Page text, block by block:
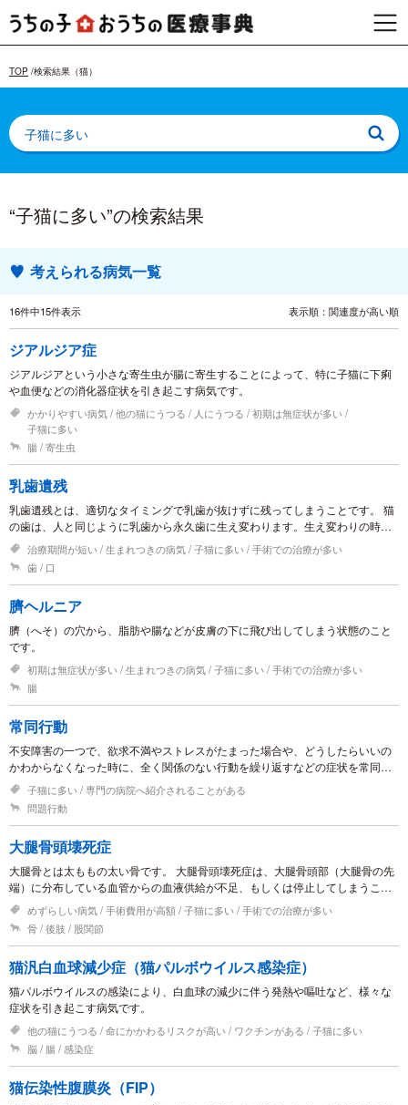
TOP 検索結果（猫）
“子猫に多い”の検索結果
考えられる病気一覧
16件中15件表示 表示順：関連度が高い順
ジアルジア症
ジアルジアという小さな寄生虫が腸に寄生することによって、特に子猫に下痢
や血便などの消化器症状を引き起こす病気です。
かかりやすい病気 他の猫にうつる 人にうつる
初期は無症状が多い
子猫に多い
腸 寄生虫
乳歯遺残
乳歯遺残とは、適切なタイミングで乳歯が抜けずに残ってしまうことです。 猫
の歯は、人と同じように乳歯から永久歯に生え変わります。生え変わりの時期
には個体差がありますが、生後6～7か月を過ぎても乳歯が残っていると、乳歯
遺残の可能性があります。
治療期間が短い 生まれつきの病気 子猫に多い 手術での治療が多い
歯
口
臍ヘルニア
臍（へそ）の穴から、脂肪や腸などが皮膚の下に飛び出してしまう状態のこと
です。
初期は無症状が多い 生まれつきの病気 子猫に多い 手術での治療が多い
腸
常同行動
不安障害の一つで、欲求不満やストレスがたまった場合や、どうしたらいいの
かわからなくなった時に、全く関係のない行動を繰り返すなどの症状を常同行
動といいます。
子猫に多い 専門の病院へ紹介されることがある
問題行動
大腿骨頭壊死症
大腿骨とは太ももの太い骨です。 大腿骨頭壊死症は、大腿骨頭部（大腿骨の先
端）に分布している血管からの血液供給が不足、もしくは停止してしまうこと
により、大腿骨頭が壊死を起こす病気です。
めずらしい病気 手術費用が高額 子猫に多い 手術での治療が多い
骨 後肢 股関節
猫汎白血球減少症（猫パルボウイルス感染症）
猫パルボウイルスの感染により、白血球の減少に伴う発熱や嘔吐など、様々な
症状を引き起こす病気です。
他の猫にうつる 命にかかわるリスクが高い ワクチンがある
子猫に多い
脳
腸 感染症
猫伝染性腹膜炎（FIP）